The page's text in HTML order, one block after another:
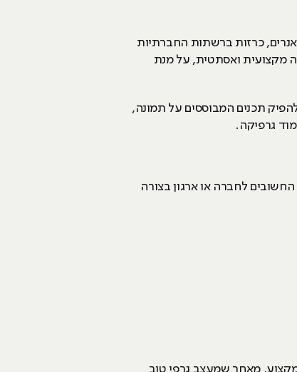
כרזות ברשתות החברתיות
מקצועית ואסתטית, על מנת
תכנים המבוססים על תמונה,
גרפיקה.
לחברה או ארגון בצורה
מאחר שמעצב גרפי טוב